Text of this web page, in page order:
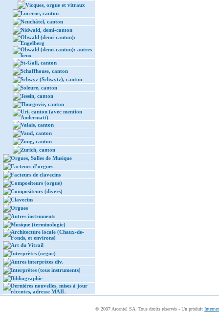
Vicques, orgue et vitraux
Lucerne, canton
Neuchâtel, canton
Nidwald, demi-canton
Obwald (demi-canton):
Engelberg
Obwald (demi-canton): autres
lieux
St-Gall, canton
Schaffhouse, canton
Schwyz (Schwytz), canton
Soleure, canton
Tessin, canton
Thurgovie, canton
Uri, canton (avec mention
Andermatt)
Valais, canton
Vaud, canton
Zoug, canton
Zurich, canton
Orgues, Salles de Musique
Facteurs d’orgues
Facteurs de clavecins
Compositeurs (orgue)
Compositeurs (divers)
Clavecins
Orgues
Autres instruments
Musique (terminologie)
Architecture locale (Chaux-de-
Fonds, et environs)
Art du Vitrail
Interprètes (orgue)
Autres interprètes div.
Interprètes (tous instruments)
Bibliographie
Dernières nouvelles, mises à jour
récentes, adresse MAIL
© 2007 Arcantel SA. Tous droits réservés - Un produit